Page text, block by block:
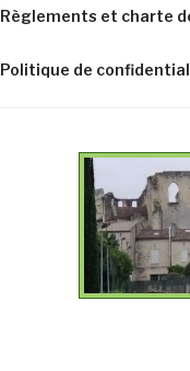
Règlements et charte
Politique de